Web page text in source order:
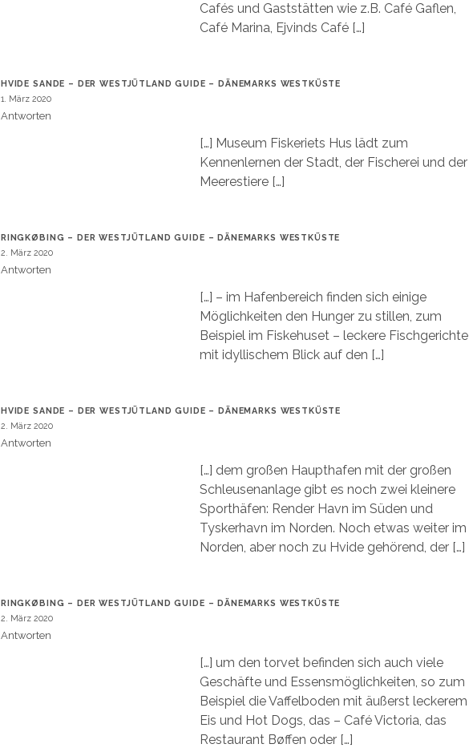
Cafés und Gaststätten wie z.B. Café Gaflen,
Café Marina, Ejvinds Café […]
HVIDE SANDE – DER WESTJÜTLAND GUIDE – DÄNEMARKS WESTKÜSTE
1. März 2020
Antworten
[…] Museum Fiskeriets Hus lädt zum
Kennenlernen der Stadt, der Fischerei und der
Meerestiere […]
RINGKØBING – DER WESTJÜTLAND GUIDE – DÄNEMARKS WESTKÜSTE
2. März 2020
Antworten
[…] – im Hafenbereich finden sich einige
Möglichkeiten den Hunger zu stillen, zum
Beispiel im Fiskehuset – leckere Fischgerichte
mit idyllischem Blick auf den […]
HVIDE SANDE – DER WESTJÜTLAND GUIDE – DÄNEMARKS WESTKÜSTE
2. März 2020
Antworten
[…] dem großen Haupthafen mit der großen
Schleusenanlage gibt es noch zwei kleinere
Sporthäfen: Render Havn im Süden und
Tyskerhavn im Norden. Noch etwas weiter im
Norden, aber noch zu Hvide gehörend, der […]
RINGKØBING – DER WESTJÜTLAND GUIDE – DÄNEMARKS WESTKÜSTE
2. März 2020
Antworten
[…] um den torvet befinden sich auch viele
Geschäfte und Essensmöglichkeiten, so zum
Beispiel die Vaffelboden mit äußerst leckerem
Eis und Hot Dogs, das – Café Victoria, das
Restaurant Bøffen oder […]